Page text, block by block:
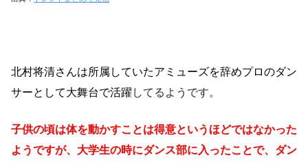
北村将清さんは所属していたアミューズを辞めプロのダン
サーとして大舞台で活躍 してるようです。
子供の頃は体を動かすことは得意というほどではなかった
ようですが、大学生の時にダンス部に入ったことで、ダン